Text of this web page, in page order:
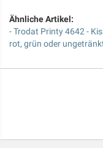
Ähnliche Artikel:
- Trodat Printy 4642 -
rot, grün oder